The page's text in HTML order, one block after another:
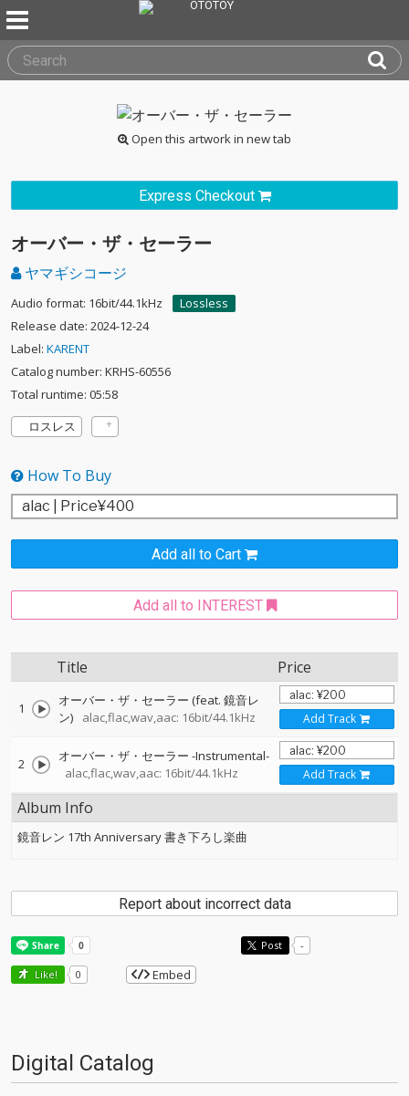
Open this artwork in new tab
Express Checkout
オーバー・ザ・セーラー
ヤマギシコージ
Audio format: 16bit/44.1kHz
Lossless
Release date: 2024-12-24
Label: KARENT
Catalog number: KRHS-60556
Total runtime: 05:58
ロスレス
How To Buy
Add all to Cart
Add all to INTEREST
Title Price
1
オーバー・ザ・セーラー (feat. 鏡音レ
ン)
alac,flac,wav,aac: 16bit/44.1kHz Add Track
2
オーバー・ザ・セーラー -Instrumental-
alac,flac,wav,aac: 16bit/44.1kHz
Add Track
Album Info
鏡音レン 17th Anniversary 書き下ろし楽曲
Report about incorrect data
Post -
Like! 0 Embed
Digital Catalog